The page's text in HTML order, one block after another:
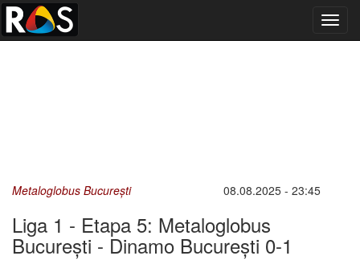
Metaloglobus București 08.08.2025 - 23:45
Liga 1 - Etapa 5: Metaloglobus
București - Dinamo București 0-1